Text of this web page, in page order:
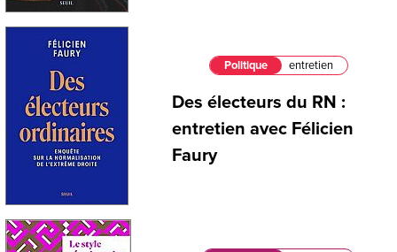
Politique entretien
Des électeurs du RN :
entretien avec Félicien
Faury